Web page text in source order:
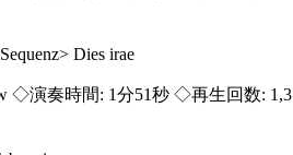
Dies irae
◇演奏時間: 1分51秒 ◇再生回数: